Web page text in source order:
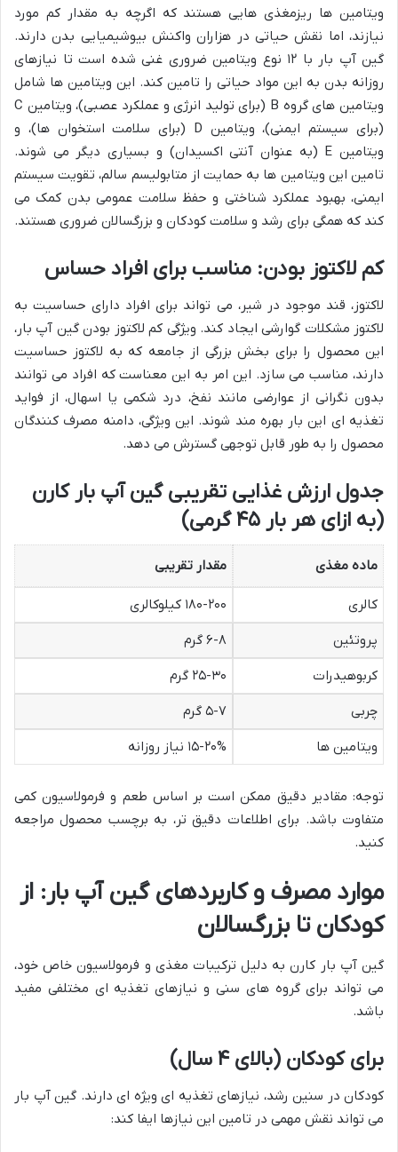
ویتامین ها ریزمغذی هایی هستند که اگرچه به مقدار کم مورد
نیازند، اما نقش حیاتی در هزاران واکنش بیوشیمیایی بدن دارند.
گین آپ بار با ۱۲ نوع ویتامین ضروری غنی شده است تا نیازهای
روزانه بدن به این مواد حیاتی را تامین کند. این ویتامین ها شامل
ویتامین های گروه B (برای تولید انرژی و عملکرد عصبی)، ویتامین C
(برای سیستم ایمنی)، ویتامین D (برای سلامت استخوان ها)، و
ویتامین E (به عنوان آنتی اکسیدان) و بسیاری دیگر می شوند.
تامین این ویتامین ها به حمایت از متابولیسم سالم، تقویت سیستم
ایمنی، بهبود عملکرد شناختی و حفظ سلامت عمومی بدن کمک می
کند که همگی برای رشد و سلامت کودکان و بزرگسالان ضروری هستند.
کم لاکتوز بودن: مناسب برای افراد حساس
لاکتوز، قند موجود در شیر، می تواند برای افراد دارای حساسیت به
لاکتوز مشکلات گوارشی ایجاد کند. ویژگی کم لاکتوز بودن گین آپ بار،
این محصول را برای بخش بزرگی از جامعه که به لاکتوز حساسیت
دارند، مناسب می سازد. این امر به این معناست که افراد می توانند
بدون نگرانی از عوارضی مانند نفخ، درد شکمی یا اسهال، از فواید
تغذیه ای این بار بهره مند شوند. این ویژگی، دامنه مصرف کنندگان
محصول را به طور قابل توجهی گسترش می دهد.
جدول ارزش غذایی تقریبی گین آپ بار کارن
(به ازای هر بار ۴۵ گرمی)
ماده مغذی مقدار تقریبی
کالری
۱۸۰-۲۰۰ کیلوکالری
پروتئین
۶-۸ گرم
کربوهیدرات
۲۵-۳۰ گرم
چربی
۵-۷ گرم
ویتامین ها
۱۵-۲۰% نیاز روزانه
توجه: مقادیر دقیق ممکن است بر اساس طعم و فرمولاسیون کمی
متفاوت باشد. برای اطلاعات دقیق تر، به برچسب محصول مراجعه
کنید.
موارد مصرف و کاربردهای گین آپ بار: از
کودکان تا بزرگسالان
گین آپ بار کارن به دلیل ترکیبات مغذی و فرمولاسیون خاص خود،
می تواند برای گروه های سنی و نیازهای تغذیه ای مختلفی مفید
باشد.
برای کودکان (بالای ۴ سال)
کودکان در سنین رشد، نیازهای تغذیه ای ویژه ای دارند. گین آپ بار
می تواند نقش مهمی در تامین این نیازها ایفا کند: